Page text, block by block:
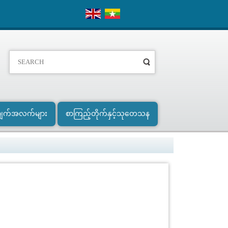
က်အလက်များ စာကြည့်တိုက်နှင့်သုတေသန